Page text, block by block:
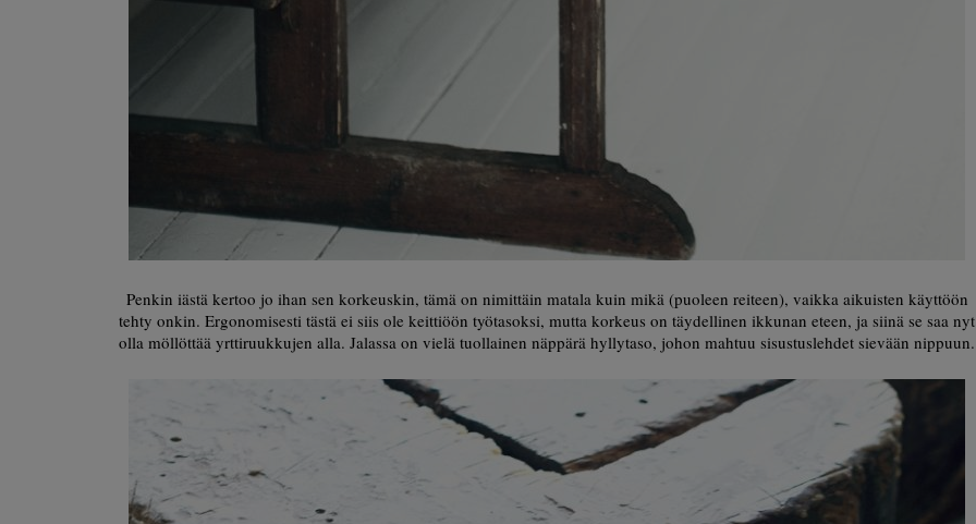
Penkin iästä kertoo jo ihan sen korkeuskin, tämä on nimittäin matala kuin mikä (puoleen reiteen), vaikka aikuisten käyttöön
tehty onkin. Ergonomisesti tästä ei siis ole keittiöön työtasoksi, mutta korkeus on täydellinen ikkunan eteen, ja siinä se saa nyt
olla möllöttää yrttiruukkujen alla. Jalassa on vielä tuollainen näppärä hyllytaso, johon mahtuu sisustuslehdet sievään nippuun.